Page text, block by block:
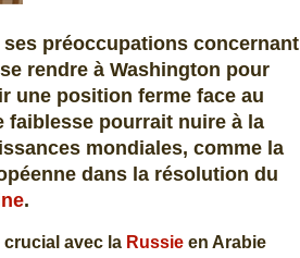
préoccupations concernant
rendre à Washington pour
une position ferme face au
faiblesse pourrait nuire à la
mondiales, comme la
dans la résolution du
.
avec la Russie en Arabie